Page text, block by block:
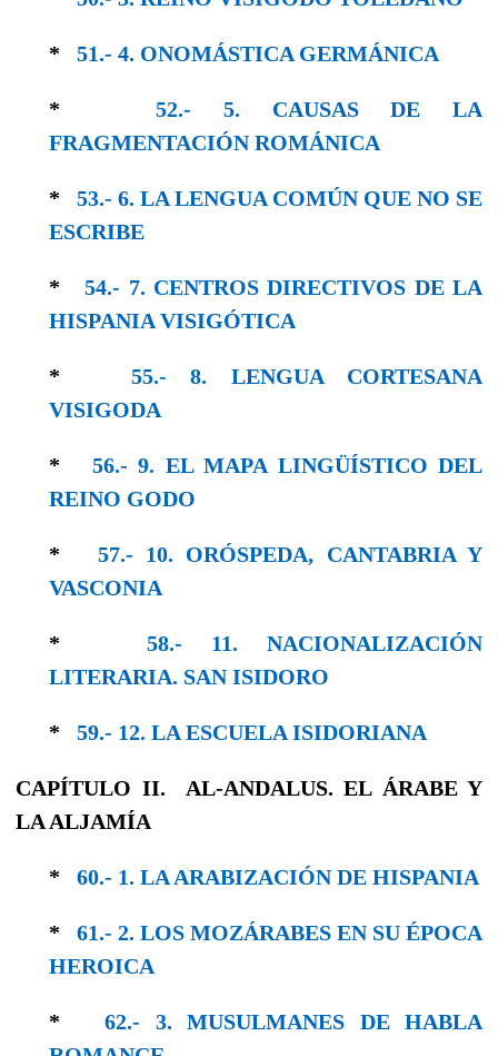
* 51.- 4. ONOMÁSTICA GERMÁNICA
*52.- 5. CAUSAS DE LA
FRAGMENTACIÓN ROMÁNICA
* 53.- 6. LA LENGUA COMÚN QUE NO SE
ESCRIBE
*54.- 7. CENTROS DIRECTIVOS DE LA
HISPANIA VISIGÓTICA
* 55.- 8. LENGUA CORTESANA
VISIGODA
* 56.- 9. EL MAPA LINGÜÍSTICO DEL
REINO GODO
* 57.- 10. ORÓSPEDA, CANTABRIA Y
VASCONIA
* 58.- 11. NACIONALIZACIÓN
LITERARIA. SAN ISIDORO
* 59.- 12. LA ESCUELA ISIDORIANA
CAPÍTULO II. AL-ANDALUS. EL ÁRABE Y
LA ALJAMÍA
* 60.- 1. LA ARABIZACIÓN DE HISPANIA
* 61.- 2. LOS MOZÁRABES EN SU ÉPOCA
HE­ROICA
*62.- 3. MUSULMANES DE HABLA